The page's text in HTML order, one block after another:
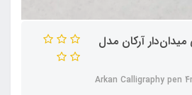
آرکان مدل
Arkan Calligraphy pen